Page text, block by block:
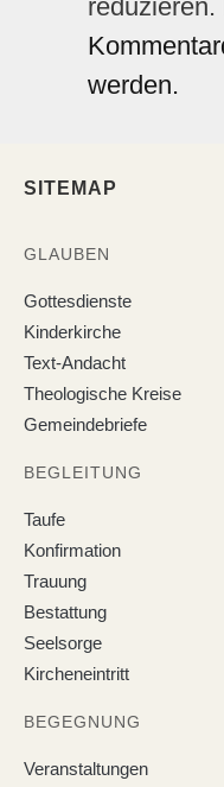
reduzieren.
werden.
SITEMAP
GLAUBEN
Gottesdienste
Kinderkirche
Text-Andacht
Theologische Kreise
Gemeindebriefe
BEGLEITUNG
Taufe
Konfirmation
Trauung
Bestattung
Seelsorge
Kircheneintritt
BEGEGNUNG
Veranstaltungen